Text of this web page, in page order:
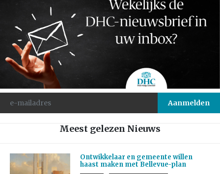
Meest gelezen Nieuws
Ontwikkelaar en gemeente willen
haast maken met Bellevue-plan